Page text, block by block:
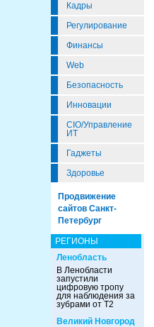
Кадры
Регулирование
Финансы
Web
Безопасность
Инновации
CIO/Управление
ИТ
Гаджеты
Здоровье
Продвижение
сайтов Санкт-
Петербург
РЕГИОНЫ
Ленобласть
В Ленобласти
запустили
цифровую тропу
для наблюдения за
зубрами от Т2
Великий Новгород